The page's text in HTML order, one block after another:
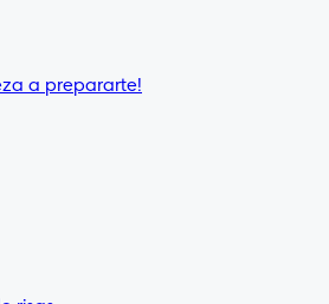
a prepararte!